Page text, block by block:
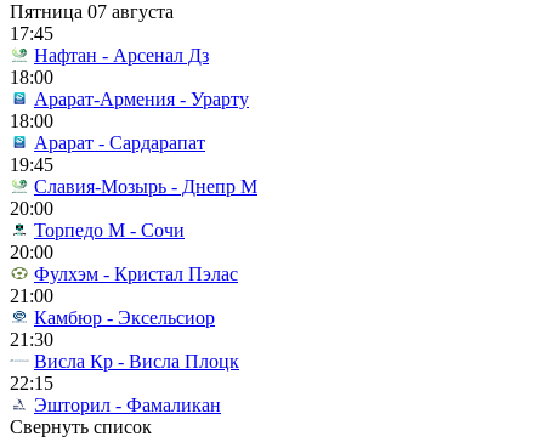
Пятница 07 августа
17:45
Нафтан - Арсенал Дз
18:00
Арарат-Армения - Урарту
18:00
Арарат - Сардарапат
19:45
Славия-Мозырь - Днепр М
20:00
Торпедо М - Сочи
20:00
Фулхэм - Кристал Пэлас
21:00
Камбюр - Эксельсиор
21:30
Висла Кр - Висла Плоцк
22:15
Эшторил - Фамаликан
Свернуть список